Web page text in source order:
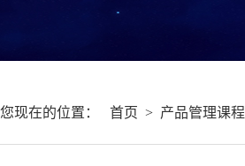
您现在的位置： 首页 > 产品管理课程